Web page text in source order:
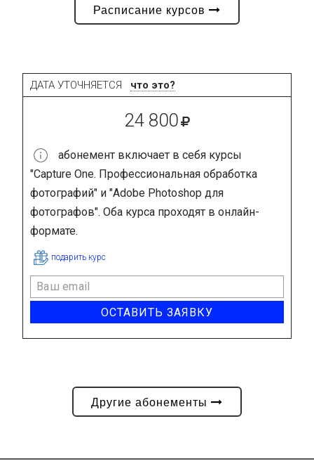
Расписание курсов
ДАТА УТОЧНЯЕТСЯ что это?
24 800
абонемент включает в себя курсы
"Capture One. Профессиональная обработка
фотографий" и "Adobe Photoshop для
фотографов". Оба курса проходят в онлайн-
формате.
подарить курс
ОСТАВИТЬ ЗАЯВКУ
Другие абонементы